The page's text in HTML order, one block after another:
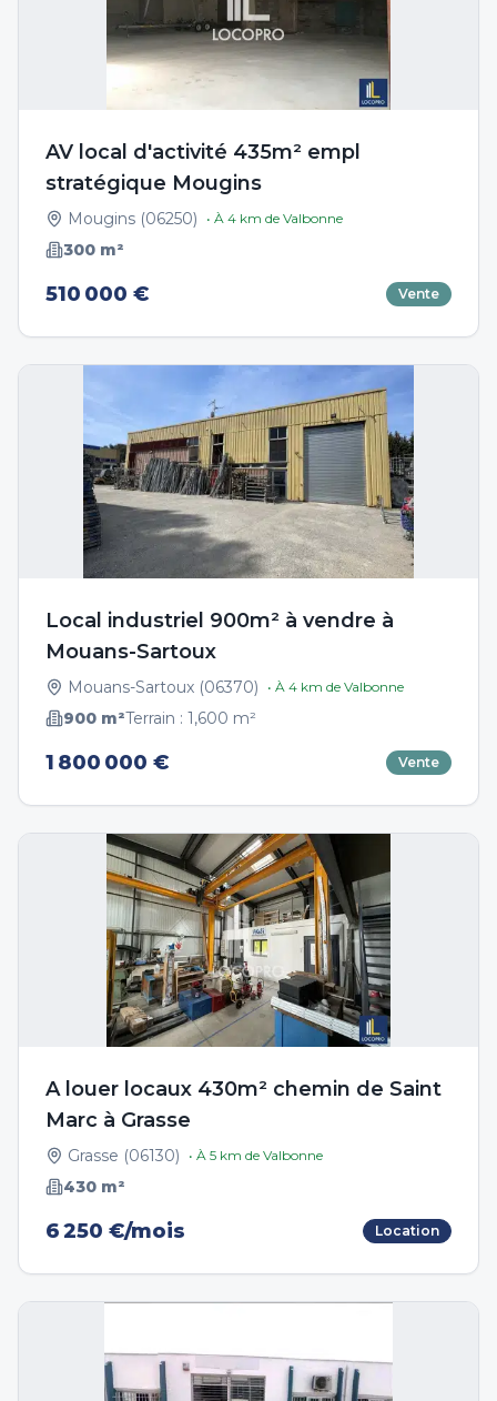
AV local d'activité 435m² empl
stratégique Mougins
Mougins (06250) • À 4 km de Valbonne
300 m²
510 000 € Vente
Local industriel 900m² à vendre à
Mouans-Sartoux
Mouans-Sartoux (06370) • À 4 km de Valbonne
900 m²Terrain : 1,600 m²
1 800 000 € Vente
A louer locaux 430m² chemin de Saint
Marc à Grasse
Grasse (06130) • À 5 km de Valbonne
430 m²
6 250 €/mois Location